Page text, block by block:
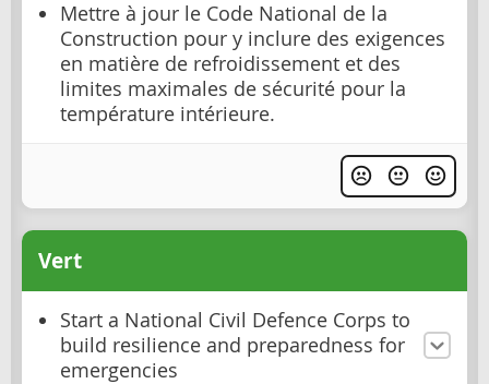
Mettre à jour le Code National de la
Construction pour y inclure des exigences
en matière de refroidissement et des
limites maximales de sécurité pour la
température intérieure.
Vert
Start a National Civil Defence Corps to
build resilience and preparedness for
emergencies